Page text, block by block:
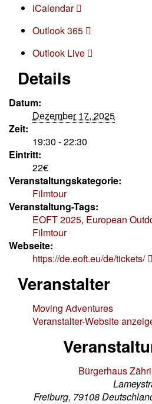
iCalendar
Outlook 365
Outlook Live
Details
Datum:
Dezember 17, 2025
Zeit:
19:30 - 22:30
Eintritt:
22€
Veranstaltungskategorie:
Filmtour
Veranstaltung-Tags:
EOFT 2025, European
Filmtour
Webseite:
https://de.eoft.eu/de/tickets/
Veranstalter
Moving Adventures
Veranstalter-Website
Bürgerhaus
Freiburg, 79108